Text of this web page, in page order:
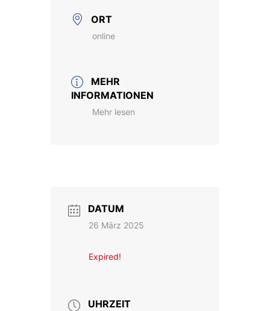
ORT
online
MEHR
INFORMATIONEN
Mehr lesen
DATUM
26 März 2025
Expired!
UHRZEIT